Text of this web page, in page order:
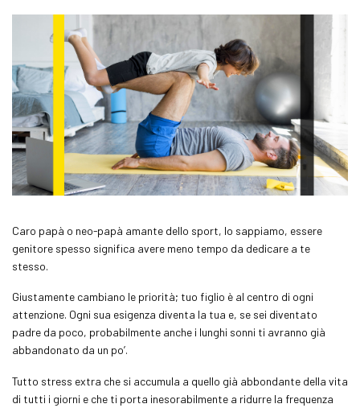
Caro papà o neo-papà amante dello sport, lo sappiamo, essere
genitore spesso significa avere meno tempo da dedicare a te
stesso.
Giustamente cambiano le priorità; tuo figlio è al centro di ogni
attenzione. Ogni sua esigenza diventa la tua e, se sei diventato
padre da poco, probabilmente anche i lunghi sonni ti avranno già
abbandonato da un po’.
Tutto stress extra che si accumula a quello già abbondante della vita
di tutti i giorni e che ti porta inesorabilmente a ridurre la frequenza